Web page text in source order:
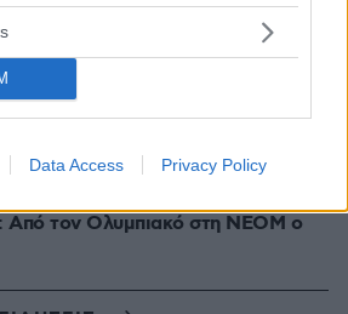
Data Access Privacy Policy
Μουζάκι Ηλείας, σηκώθηκαν
βίντεο
Από τον Ολυμπιακό στη ΝΕΟΜ ο